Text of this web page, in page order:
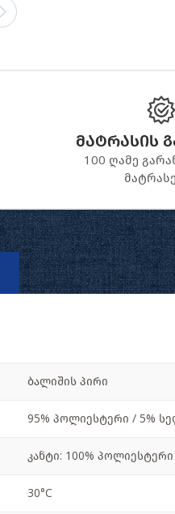
მატრასის
100 ღამე
ბალიშის პირი
95% პოლიესტერი / 5%
კანტი: 100% პოლიესტერი
30°C